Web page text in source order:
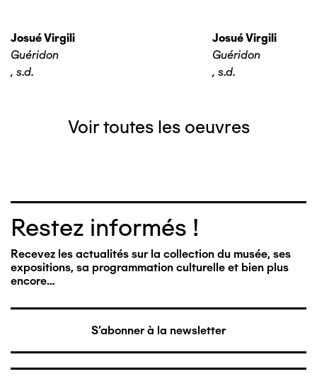
Josué Virgili
Guéridon
, s.d.
Josué Virgili
Guéridon
, s.d.
Voir toutes les oeuvres
Restez informés !
Recevez les actualités sur la collection du musée, ses
expositions, sa programmation culturelle et bien plus
encore…
S'abonner à la newsletter